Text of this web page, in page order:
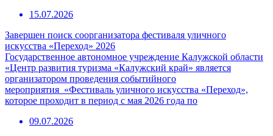
15.07.2026
Завершен поиск соорганизатора фестиваля уличного
искусства «Переход» 2026
Государственное автономное учреждение Калужской области
«Центр развития туризма «Калужский край» является
организатором проведения событийного
мероприятия «Фестиваль уличного искусства «Переход»,
которое проходит в период с мая 2026 года по
09.07.2026